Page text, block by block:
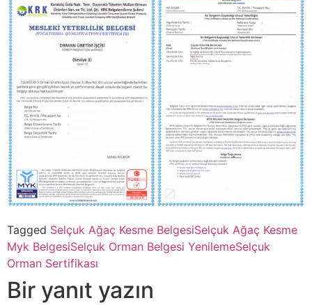
Tagged Selçuk Ağaç Kesme BelgesiSelçuk Ağaç Kesme
Myk BelgesiSelçuk Orman Belgesi YenilemeSelçuk
Orman Sertifikası
Bir yanıt yazın